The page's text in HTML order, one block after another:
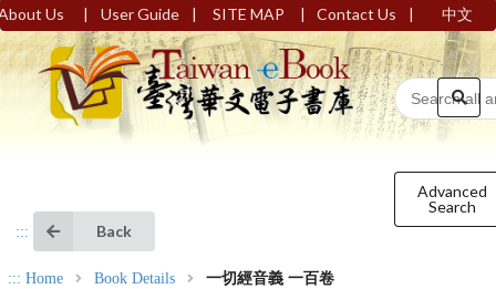
Us | User Guide | SITE MAP | Contact Us | 中文
Advanced
Search
::: Back
::: Home Book Details 一切經音義 一百卷